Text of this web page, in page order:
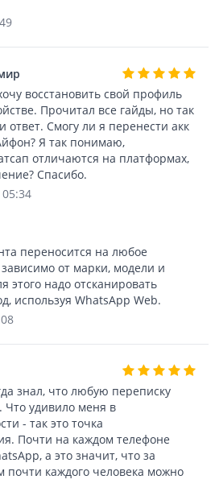
восстановить свой профиль
Прочитал все гайды, но так
ответ. Смогу ли я перенести акк
Я так понимаю,
отличаются на платформах,
Спасибо.
переносится на любое
зависимо от марки, модели и
этого надо отсканировать
используя WhatsApp Web.
знал, что любую переписку
Что удивило меня в
- так это точка
Почти на каждом телефоне
а это значит, что за
каждого человека можно